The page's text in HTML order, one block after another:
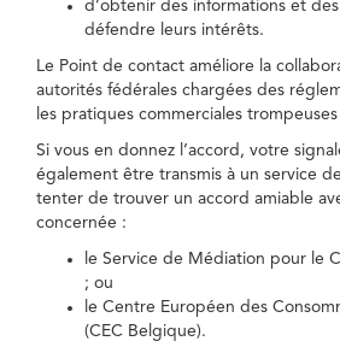
d’obtenir des informations et
défendre leurs intérêts.
Le Point de contact améliore la
autorités fédérales chargées des
les pratiques commerciales
Si vous en donnez l’accord, votre
également être transmis à un service
tenter de trouver un accord amiable
concernée :
le Service de Médiation pour le
; ou
le Centre Européen des
(CEC Belgique).